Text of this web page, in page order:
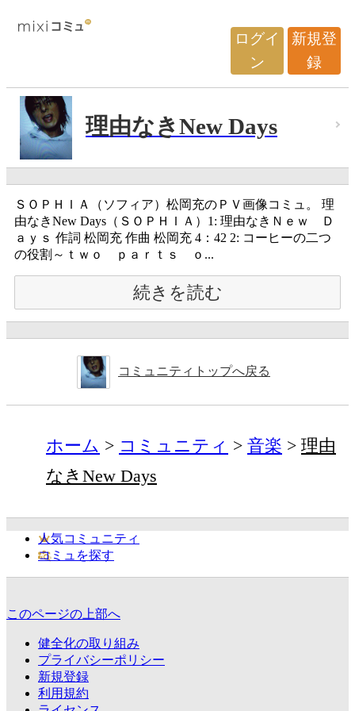
ログイ
ン
新規登
録
理由なきNew Days
ＳＯＰＨＩＡ（ソフィア）松岡充のＰＶ画像コミュ。 理
由なきNew Days（ＳＯＰＨＩＡ）1: 理由なきＮｅｗ Ｄ
ａｙｓ 作詞 松岡充 作曲 松岡充 4：42 2: コーヒーの二つ
の役割～ｔｗｏ ｐａｒｔｓ ｏ...
続きを読む
コミュニティトップへ戻る
ホーム コミュニティ 音楽
理由
なきNew Days
人気コミュニティ
コミュを探す
このページの上部へ
健全化の取り組み
プライバシーポリシー
新規登録
利用規約